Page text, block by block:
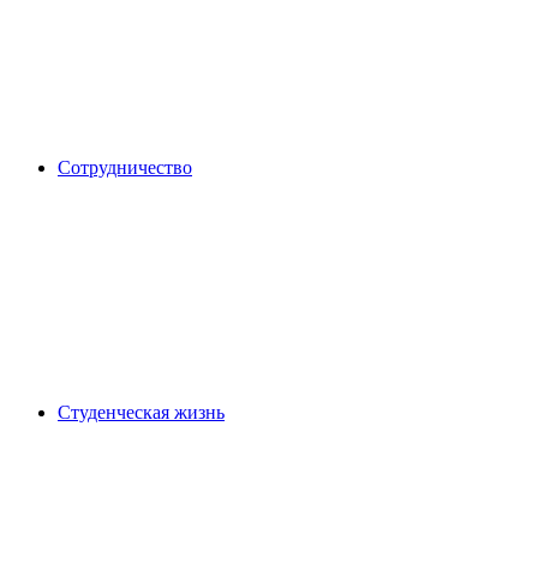
Сотрудничество
Студенческая жизнь